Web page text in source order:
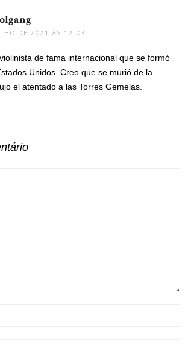
DE 2021 ÀS 12:03
de fama internacional que se formó
Unidos. Creo que se murió de la
el atentado a las Torres Gemelas.